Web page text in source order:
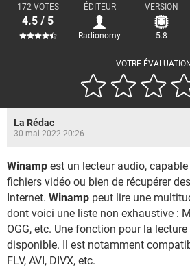
VOTRE ÉVALUATION
172 VOTES
4.5 / 5
ÉDITEUR
Radionomy
VERSION
5.8
La Rédac
30 mai 2022 20:26
Winamp est un lecteur audio,
fichiers vidéo ou bien de récupérer
Internet. Winamp peut lire une
dont voici une liste non exhaustive :
OGG, etc. Une fonction pour la
disponible. Il est notamment
FLV, AVI, DIVX, etc.